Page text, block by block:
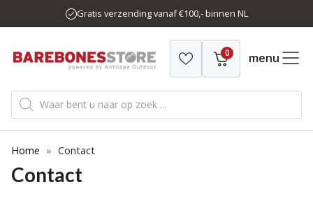
naar
inhoud
Gratis verzending vanaf €100,- binnen NL
0 menu
Producten
zoeken
Home » Contact
Contact